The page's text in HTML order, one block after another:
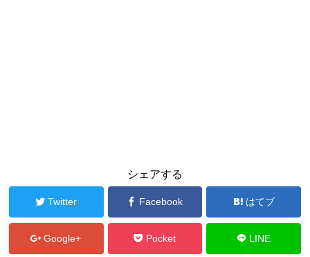
シェアする
Twitter Facebook はてブ
Google+ Pocket LINE